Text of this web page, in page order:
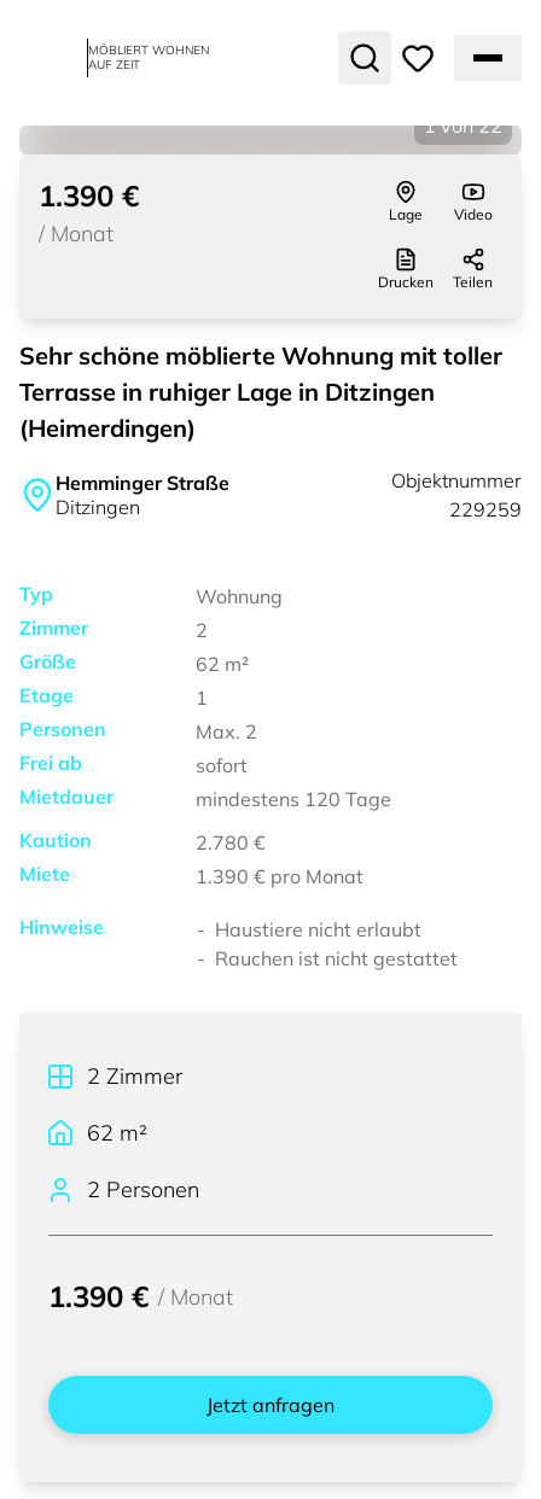
MÖBLIERT WOHNEN
AUF ZEIT
1 von 22
1.390 €
/ Monat
Lage Video
Drucken Teilen
Sehr schöne möblierte Wohnung mit toller
Terrasse in ruhiger Lage in Ditzingen
(Heimerdingen)
Hemminger Straße
Ditzingen
Objektnummer
229259
Typ
Wohnung
Zimmer
2
Größe
62 m²
Etage
1
Personen
Max. 2
Frei ab
sofort
Mietdauer
mindestens 120 Tage
Kaution
2.780 €
Miete
1.390 € pro Monat
Hinweise
Haustiere nicht erlaubt
Rauchen ist nicht gestattet
2 Zimmer
62 m²
2 Personen
1.390 € / Monat
Jetzt anfragen